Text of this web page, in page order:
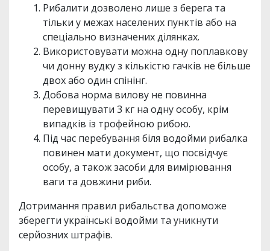
Рибалити дозволено лише з берега та
тільки у межах населених пунктів або на
спеціально визначених ділянках.
Використовувати можна одну поплавкову
чи донну вудку з кількістю гачків не більше
двох або один спінінг.
Добова норма вилову не повинна
перевищувати 3 кг на одну особу, крім
випадків із трофейною рибою.
Під час перебування біля водойми рибалка
повинен мати документ, що посвідчує
особу, а також засоби для вимірювання
ваги та довжини риби.
Дотримання правил рибальства допоможе
зберегти українські водойми та уникнути
серйозних штрафів.